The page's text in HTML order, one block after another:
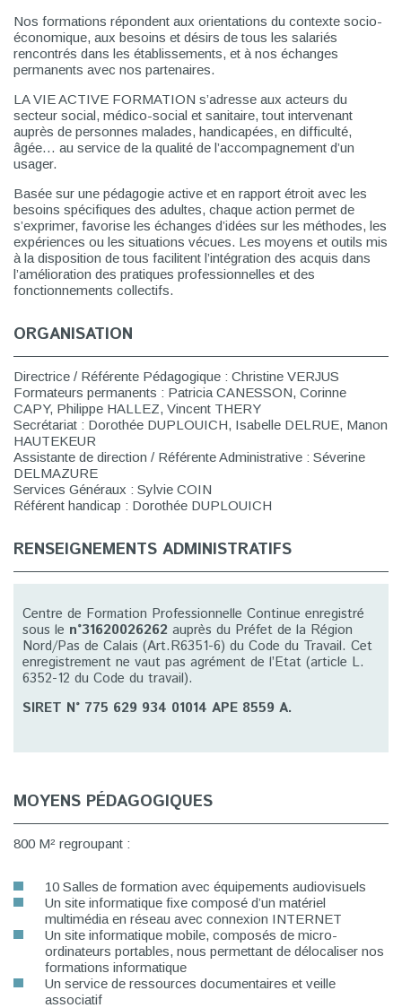
Nos formations répondent aux orientations du contexte socio-
économique, aux besoins et désirs de tous les salariés
rencontrés dans les établissements, et à nos échanges
permanents avec nos partenaires.
LA VIE ACTIVE FORMATION s’adresse aux acteurs du
secteur social, médico-social et sanitaire, tout intervenant
auprès de personnes malades, handicapées, en difficulté,
âgée… au service de la qualité de l’accompagnement d’un
usager.
Basée sur une pédagogie active et en rapport étroit avec les
besoins spécifiques des adultes, chaque action permet de
s’exprimer, favorise les échanges d’idées sur les méthodes, les
expériences ou les situations vécues. Les moyens et outils mis
à la disposition de tous facilitent l’intégration des acquis dans
l’amélioration des pratiques professionnelles et des
fonctionnements collectifs.
ORGANISATION
Directrice / Référente Pédagogique : Christine VERJUS
Formateurs permanents : Patricia CANESSON, Corinne
CAPY, Philippe HALLEZ, Vincent THERY
Secrétariat : Dorothée DUPLOUICH, Isabelle DELRUE, Manon
HAUTEKEUR
Assistante de direction / Référente Administrative : Séverine
DELMAZURE
Services Généraux : Sylvie COIN
Référent handicap : Dorothée DUPLOUICH
RENSEIGNEMENTS ADMINISTRATIFS
Centre de Formation Professionnelle Continue enregistré
sous le n°31620026262 auprès du Préfet de la Région
Nord/Pas de Calais (Art.R6351-6) du Code du Travail. Cet
enregistrement ne vaut pas agrément de l’Etat (article L.
6352-12 du Code du travail).
SIRET N° 775 629 934 01014 APE 8559 A.
MOYENS PÉDAGOGIQUES
800 M² regroupant :
10 Salles de formation avec équipements audiovisuels
Un site informatique fixe composé d’un matériel
multimédia en réseau avec connexion INTERNET
Un site informatique mobile, composés de micro-
ordinateurs portables, nous permettant de délocaliser nos
formations informatique
Un service de ressources documentaires et veille
associatif